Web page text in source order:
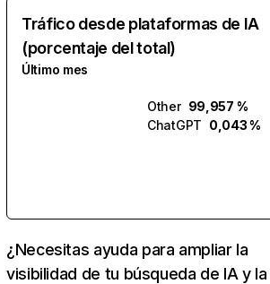
Tráfico desde plataformas de IA
(porcentaje del total)
Último mes
Other 99,957 %
ChatGPT 0,043 %
¿Necesitas ayuda para ampliar la
visibilidad de tu búsqueda de IA y la